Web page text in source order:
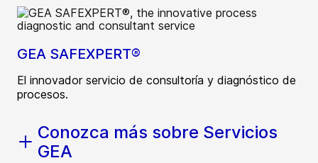
GEA SAFEXPERT®
El innovador servicio de consultoría y diagnóstico de
procesos.
Conozca más sobre Servicios
GEA